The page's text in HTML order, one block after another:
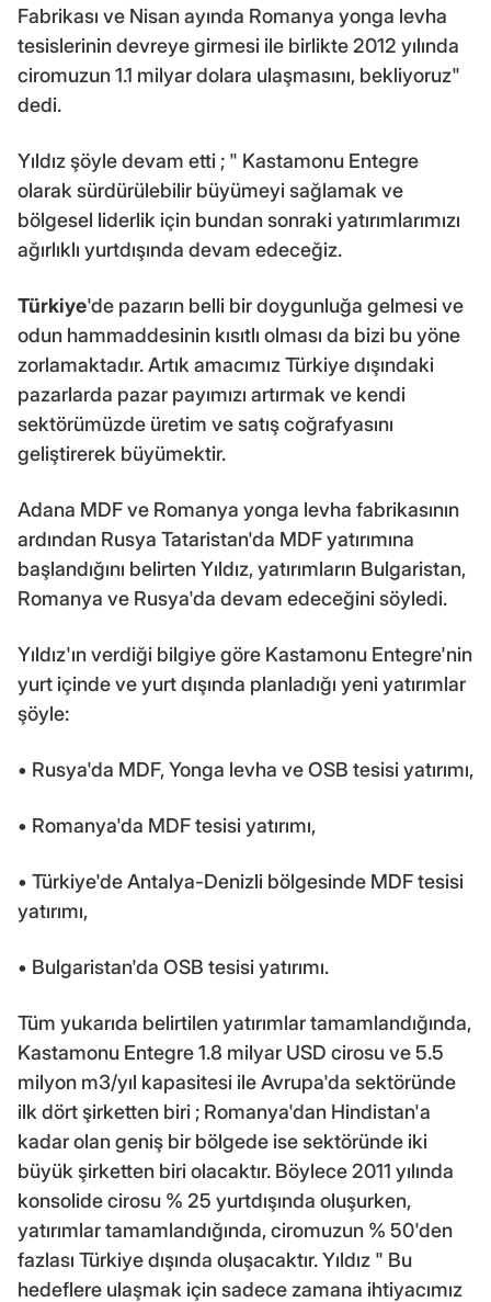
Fabrikası ve Nisan ayında Romanya yonga levha
tesislerinin devreye girmesi ile birlikte 2012 yılında
ciromuzun 1.1 milyar dolara ulaşmasını, bekliyoruz"
dedi.
Yıldız şöyle devam etti ; " Kastamonu Entegre
olarak sürdürülebilir büyümeyi sağlamak ve
bölgesel liderlik için bundan sonraki yatırımlarımızı
ağırlıklı yurtdışında devam edeceğiz.
Türkiye'de pazarın belli bir doygunluğa gelmesi ve
odun hammaddesinin kısıtlı olması da bizi bu yöne
zorlamaktadır. Artık amacımız Türkiye dışındaki
pazarlarda pazar payımızı artırmak ve kendi
sektörümüzde üretim ve satış coğrafyasını
geliştirerek büyümektir.
Adana MDF ve Romanya yonga levha fabrikasının
ardından Rusya Tataristan'da MDF yatırımına
başlandığını belirten Yıldız, yatırımların Bulgaristan,
Romanya ve Rusya'da devam edeceğini söyledi.
Yıldız'ın verdiği bilgiye göre Kastamonu Entegre'nin
yurt içinde ve yurt dışında planladığı yeni yatırımlar
şöyle:
• Rusya'da MDF, Yonga levha ve OSB tesisi yatırımı,
• Romanya'da MDF tesisi yatırımı,
• Türkiye'de Antalya-Denizli bölgesinde MDF tesisi
yatırımı,
• Bulgaristan'da OSB tesisi yatırımı.
Tüm yukarıda belirtilen yatırımlar tamamlandığında,
Kastamonu Entegre 1.8 milyar USD cirosu ve 5.5
milyon m3/yıl kapasitesi ile Avrupa'da sektöründe
ilk dört şirketten biri ; Romanya'dan Hindistan'a
kadar olan geniş bir bölgede ise sektöründe iki
büyük şirketten biri olacaktır. Böylece 2011 yılında
konsolide cirosu % 25 yurtdışında oluşurken,
yatırımlar tamamlandığında, ciromuzun % 50'den
fazlası Türkiye dışında oluşacaktır. Yıldız " Bu
hedeflere ulaşmak için sadece zamana ihtiyacımız